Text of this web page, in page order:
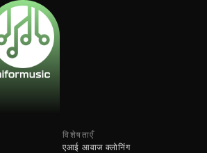
विशेषताएँ
एआई आवाज क्लोनिंग